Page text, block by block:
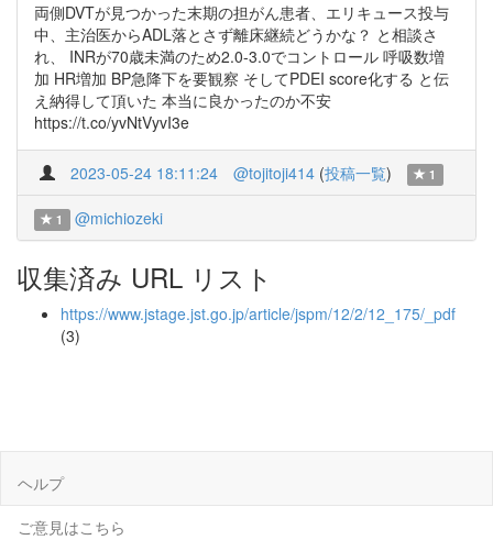
両側DVTが見つかった末期の担がん患者、エリキュース投与
中、主治医からADL落とさず離床継続どうかな？ と相談さ
れ、 INRが70歳未満のため2.0-3.0でコントロール 呼吸数増
加 HR増加 BP急降下を要観察 そしてPDEI score化する と伝
え納得して頂いた 本当に良かったのか不安
https://t.co/yvNtVyvI3e
2023-05-24 18:11:24 @tojitoji414 (投稿一覧) 1
1 @michiozeki
収集済み URL リスト
https://www.jstage.jst.go.jp/article/jspm/12/2/12_175/_pdf
(3)
ヘルプ
ご意見はこちら